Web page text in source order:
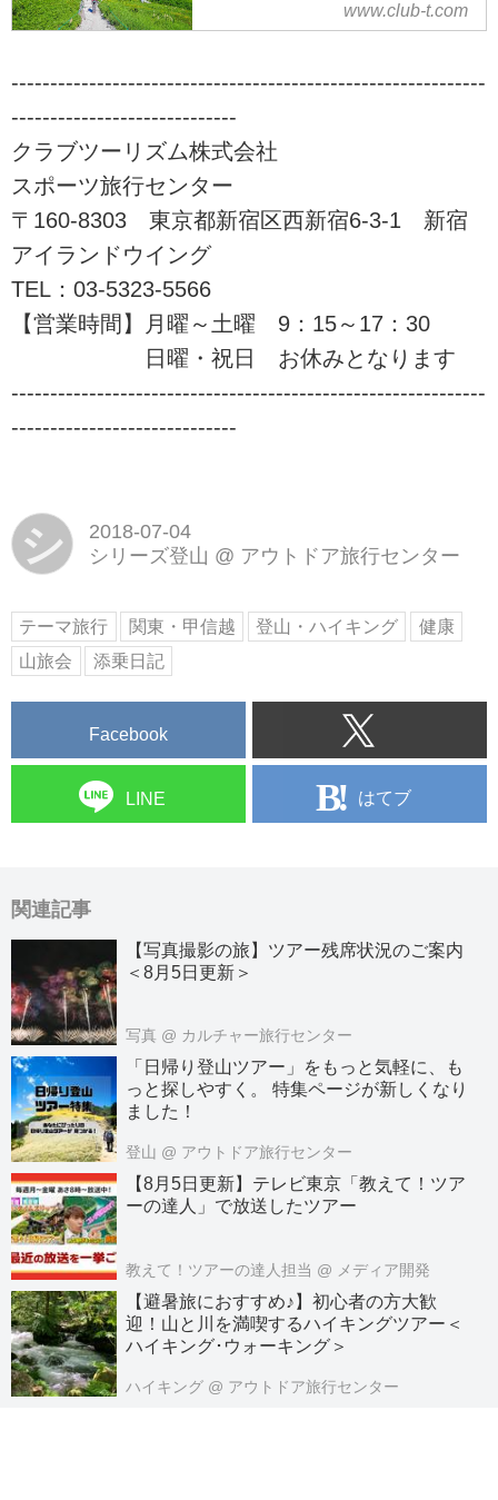
快適な専属講師と専属添乗員が同
行。入門から上級までレベル、目
的に応じてクラス分けされた多彩
な登山ツアーをご案内！山を通じ
て生きがいづくり、仲間づくりを
始めませんか！？ツアーの検索・
ご予約も簡単。
www.club-t.com
-------------------------------------------------------------
-----------------------------
クラブツーリズム株式会社
スポーツ旅行センター
〒160-8303 東京都新宿区西新宿6-3-1 新宿
アイランドウイング
TEL：03-5323-5566
【営業時間】月曜～土曜 9：15～17：30
日曜・祝日 お休みとなります
-------------------------------------------------------------
-----------------------------
シ
2018-07-04
シリーズ登山 @ アウトドア旅行センター
テーマ旅行 関東・甲信越 登山・ハイキング
健康
山旅会
添乗日記
Facebook
LINE はてブ
関連記事
【写真撮影の旅】ツアー残席状況のご案内
＜8月5日更新＞
写真 @ カルチャー旅行センター
「日帰り登山ツアー」をもっと気軽に、も
っと探しやすく。 特集ページが新しくなり
ました！
登山 @ アウトドア旅行センター
【8月5日更新】テレビ東京「教えて！ツア
ーの達人」で放送したツアー
教えて！ツアーの達人担当 @ メディア開発
【避暑旅におすすめ♪】初心者の方大歓
迎！山と川を満喫するハイキングツアー＜
ハイキング･ウォーキング＞
ハイキング @ アウトドア旅行センター